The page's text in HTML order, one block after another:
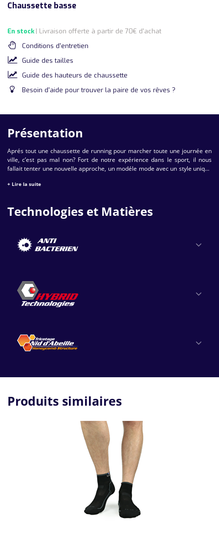
Chaussette basse
En stock| Livraison offerte à partir de 70€ d'achat
Conditions d'entretien
Guide des tailles
Guide des hauteurs de chaussette
Besoin d'aide pour trouver la paire de vos rêves ?
Présentation
Aprés tout une chaussette de running pour marcher toute une journée en
ville, c’est pas mal non? Fort de notre expérience dans le sport, il nous
fallait tenter une nouvelle approche, un modéle mode avec un style unique
shopping. Ca marche!
+ Lire la suite
Technologies et Matières
Produits similaires